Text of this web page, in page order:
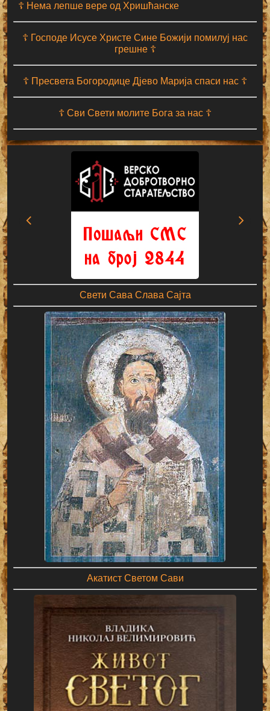
☦ Нема лепше вере од Хришћанске
☦ Господе Исусе Христе Сине Божији помилуј нас
грешне ☦
☦ Пресвета Богородице Дјево Марија спаси нас ☦
☦ Сви Свети молите Бога за нас ☦
Свети Сава Слава Сајта
Акатист Светом Сави